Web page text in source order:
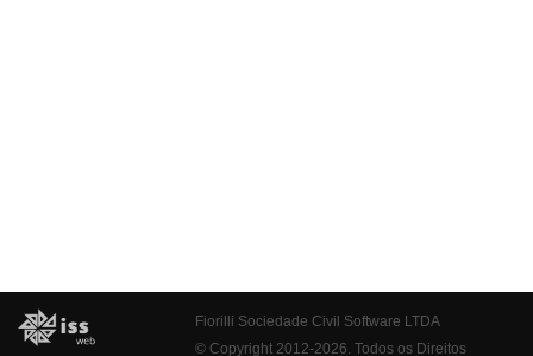
Fiorilli Sociedade Civil Software LTDA
© Copyright 2012-2026. Todos os Direitos